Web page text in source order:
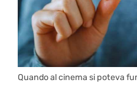
Quando al cinema si poteva